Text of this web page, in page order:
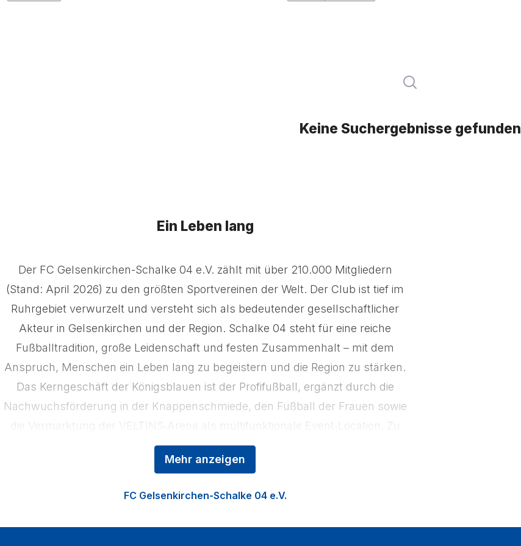
Keine Suchergebnisse gefunden
Ein Leben lang
Mehr anzeigen
Der FC Gelsenkirchen-Schalke 04 e.V. zählt mit über 210.000 Mitgliedern
(Stand: April 2026) zu den größten Sportvereinen der Welt. Der Club ist tief im
Ruhrgebiet verwurzelt und versteht sich als bedeutender gesellschaftlicher
Akteur in Gelsenkirchen und der Region. Schalke 04 steht für eine reiche
Fußballtradition, große Leidenschaft und festen Zusammenhalt – mit dem
Anspruch, Menschen ein Leben lang zu begeistern und die Region zu stärken.
Das Kerngeschäft der Königsblauen ist der Profifußball, ergänzt durch die
Nachwuchsförderung in der Knappenschmiede, den Fußball der Frauen sowie
die Vermarktung der VELTINS‑Arena als multifunktionale Event‑Location. Zu
den Heimspielen strömen jährlich über eine Million Fußballfans in die
VELTINS‑Arena.
FC Gelsenkirchen-Schalke 04 e.V.